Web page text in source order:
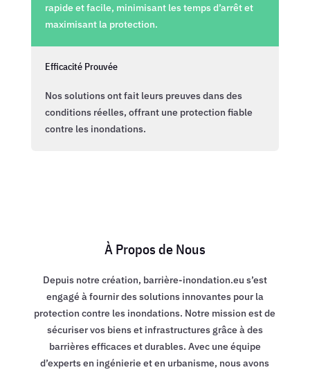
rapide et facile, minimisant les temps d’arrêt et
maximisant la protection.
Efficacité Prouvée
Nos solutions ont fait leurs preuves dans des
conditions réelles, offrant une protection fiable
contre les inondations.
À Propos de Nous
Depuis notre création, barrière-inondation.eu s’est
engagé à fournir des solutions innovantes pour la
protection contre les inondations. Notre mission est de
sécuriser vos biens et infrastructures grâce à des
barrières efficaces et durables. Avec une équipe
d’experts en ingénierie et en urbanisme, nous avons